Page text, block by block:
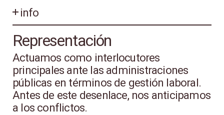
info
Representación
Actuamos como interlocutores
principales ante las administraciones
públicas en términos de gestión laboral.
Antes de este desenlace, nos anticipamos
a los conflictos.